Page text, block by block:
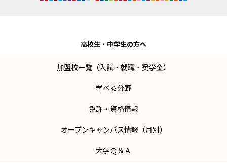
高校生・ 中学生の方へ
加盟校一覧（入試・就職・奨学金）
学べる分野
免許・資格情報
オープンキャンパス情報（月別）
大学Ｑ＆Ａ